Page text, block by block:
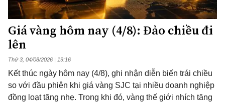
Giá vàng hôm nay (4/8): Đảo chiều đi
lên
Thứ 3, 04/08/2026 | 19:16
Kết thúc ngày hôm nay (4/8), ghi nhận diễn biến trái chiều
so với đầu phiên khi giá vàng SJC tại nhiều doanh nghiệp
đồng loạt tăng nhẹ. Trong khi đó, vàng thế giới nhích tăng